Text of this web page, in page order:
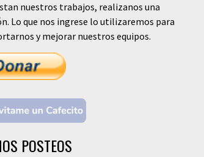
nuestros trabajos, realizanos una
Lo que nos ingrese lo utilizaremos para
y mejorar nuestros equipos.
POSTEOS